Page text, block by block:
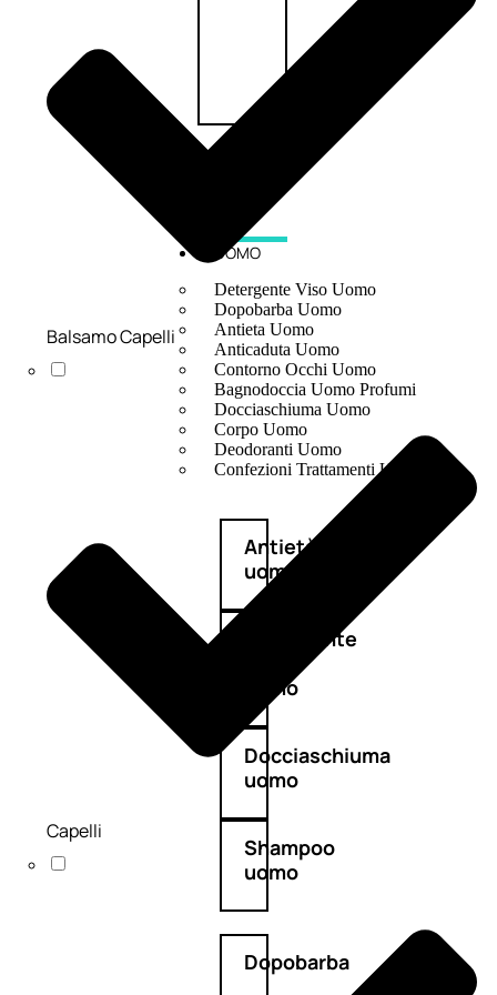
UOMO
Detergente Viso Uomo
Dopobarba Uomo
Antieta Uomo
Anticaduta Uomo
Contorno Occhi Uomo
Bagnodoccia Uomo Profumi
Docciaschiuma Uomo
Corpo Uomo
Deodoranti Uomo
Confezioni Trattamenti Uomo
Antietà
uomo
Detergente
uomo
Docciaschiuma
uomo
Shampoo
uomo
Dopobarba
Balsamo Capelli
Capelli